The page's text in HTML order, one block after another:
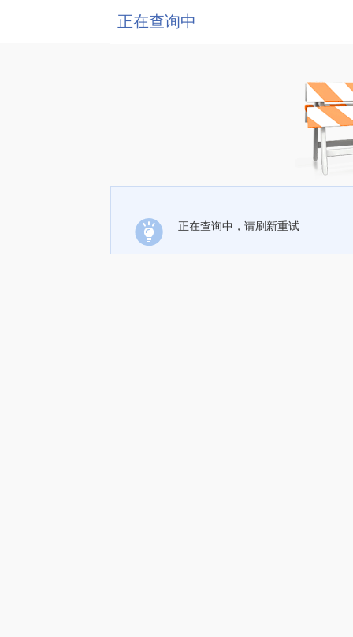
正在查询中
正在查询中，请刷新重试